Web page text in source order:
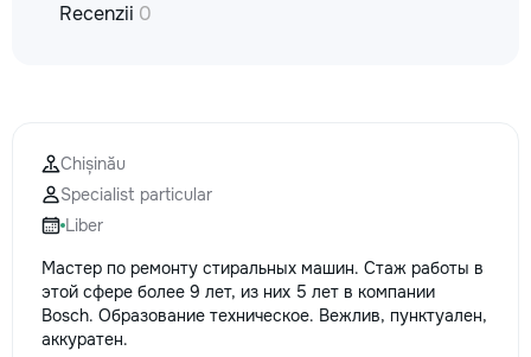
Recenzii 0
Chișinău
Specialist particular
Liber
Мастер по ремонту стиральных машин. Стаж работы в
этой сфере более 9 лет, из них 5 лет в компании
Bosch. Образование техническое. Вежлив, пунктуален,
аккуратен.